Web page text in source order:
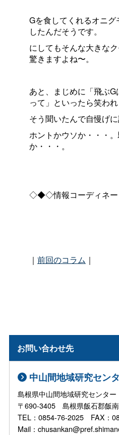
Gを食してくれるオニ
したんだそうです。
にしてもそんな大きな
驚きますよね〜。
あと、まじめに「飛ぶ
って」といったら笑われ
そう聞いたんで自慢げ
ホントかウソか・・・
か・・・。
◇◆◇情報コーディネ
｜ 前回のコラム ｜
お問い合わせ先
中山間地域研究セン
島根県中山間地域研究センター
〒690-3405 島根県飯石郡飯
TEL：0854-76-2025 FAX：
Mail：